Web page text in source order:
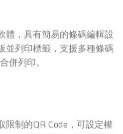
體，具有簡易的條碼編輯設
並列印標籤，支援多種條碼
併列印。
制的QR Code，可設定權